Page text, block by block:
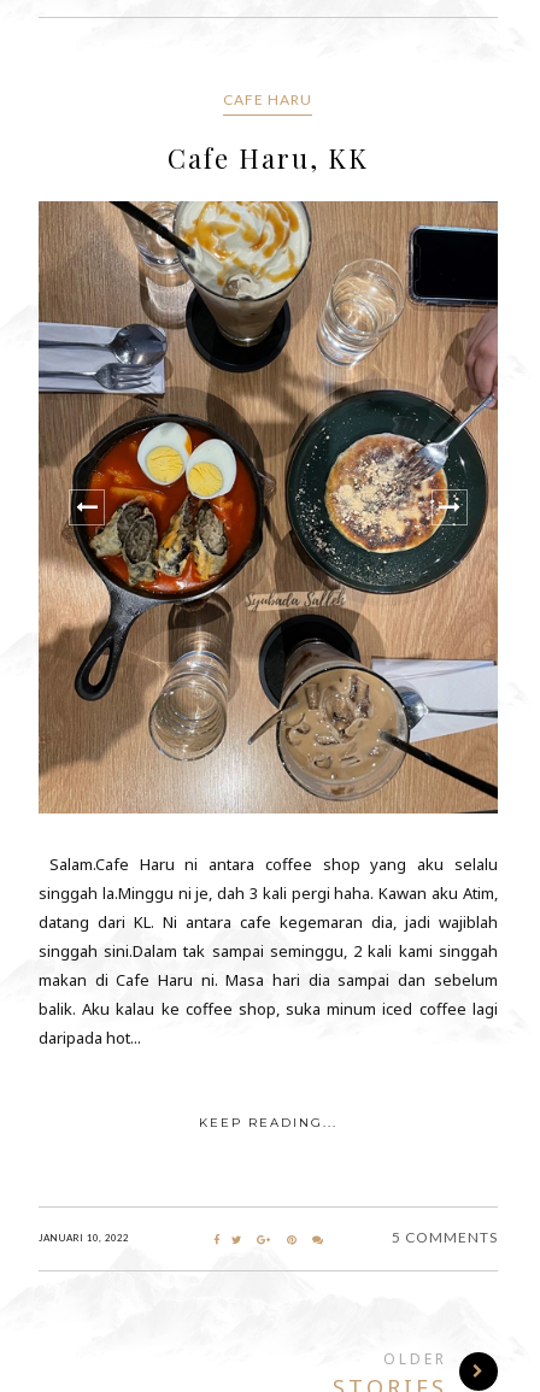
CAFE HARU
Cafe Haru, KK
Salam.Cafe Haru ni antara coffee shop yang aku selalu
singgah la.Minggu ni je, dah 3 kali pergi haha. Kawan aku Atim,
datang dari KL. Ni antara cafe kegemaran dia, jadi wajiblah
singgah sini.Dalam tak sampai seminggu, 2 kali kami singgah
makan di Cafe Haru ni. Masa hari dia sampai dan sebelum
balik. Aku kalau ke coffee shop, suka minum iced coffee lagi
daripada hot...
KEEP READING...
JANUARI 10, 2022 5 COMMENTS
OLDER